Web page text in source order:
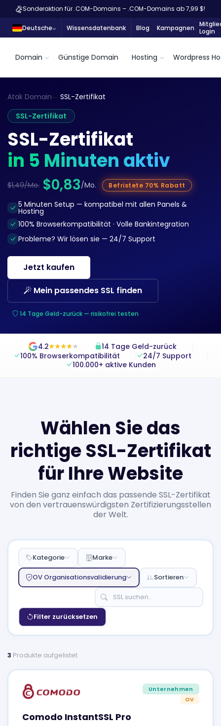
Sonderaktion für .COM-Domains – .COM-Domains ab 7,99 $!
Deutsche Wissensdatenbank Blog Kampagnen
Login
Domain Günstige Domain Hosting Wordpress
Atak Domain
SSL-Zertifikat
SSL-Zertifikat
SSL-Zertifikat
in 5 Minuten aktiv
$1,49/Mo. $0,83/Mo. Befristete 70% Rabatt
5 Minuten Setup — kompatibel mit allen Panels &
Hosting
100% Browserkompatibilität · Volle Bankintegration
Probleme? Wir lösen sie — 24/7 Support
Jetzt kaufen
Mein passendes SSL finden
14 Tage Geld-zurück — risikofrei testen
4.2★
★★
★★
★★
★★
★
14 Tage Geld-zurück
100% Browserkompatibilität
24/7 Support
100.000+ aktive Kunden
Wählen Sie das
richtige SSL-Zertifikat
für Ihre Website
Finden Sie ganz einfach das passende SSL-Zertifikat
von den vertrauenswürdigsten Zertifizierungsstellen
der Welt.
Kategorie Marke
OV Organisationsvalidierung Sortieren
Filter zurücksetzen
3 Produkte aufgelistet
Unternehmen
OV
Comodo InstantSSL Pro